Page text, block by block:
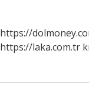
https://
https://laka.com.tr